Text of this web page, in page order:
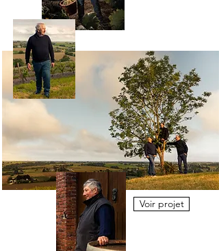
Voir projet